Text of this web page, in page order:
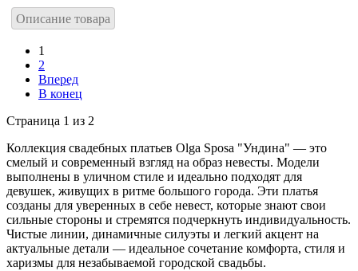
Описание товара
1
2
Вперед
В конец
Страница 1 из 2
Коллекция свадебных платьев Olga Sposa "Ундина" — это
смелый и современный взгляд на образ невесты. Модели
выполнены в уличном стиле и идеально подходят для
девушек, живущих в ритме большого города. Эти платья
созданы для уверенных в себе невест, которые знают свои
сильные стороны и стремятся подчеркнуть индивидуальность.
Чистые линии, динамичные силуэты и легкий акцент на
актуальные детали — идеальное сочетание комфорта, стиля и
харизмы для незабываемой городской свадьбы.